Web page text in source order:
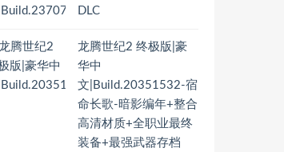
DLC
龙腾世纪2 终极版|豪
华中
文|Build.20351532-宿
命长歌-暗影编年+整合
高清材质+全职业最终
装备+最强武器存档